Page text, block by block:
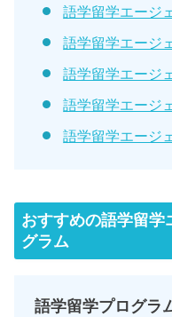
語学留学エージ
語学留学エージ
語学留学エージ
語学留学エージ
語学留学エージ
おすすめの語学留学
グラム
語学留学プログラ